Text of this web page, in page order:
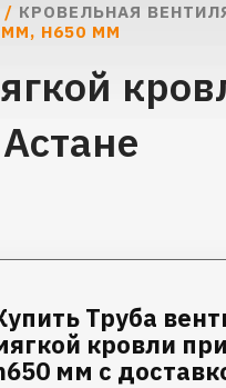
/ КРОВЕЛЬНАЯ
H650 ММ
Труба
кровли
мм с